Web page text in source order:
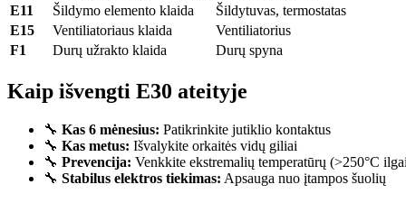
E11
Šildymo elemento klaida
Šildytuvas, termostatas
E15
Ventiliatoriaus klaida
Ventiliatorius
F1
Durų užrakto klaida Durų spyna
Kaip išvengti E30 ateityje
🔧 Kas 6 mėnesius: Patikrinkite jutiklio kontaktus
🔧 Kas metus: Išvalykite orkaitės vidų giliai
🔧 Prevencija: Venkkite ekstremalių temperatūrų (>250°C
🔧 Stabilus elektros tiekimas: Apsauga nuo įtampos šuolių